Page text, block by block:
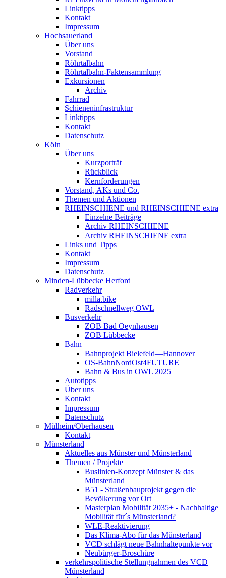
Linktipps
Kontakt
Impressum
Hochsauerland
Über uns
Vorstand
Röhrtalbahn
Röhrtalbahn-Faktensammlung
Exkursionen
Archiv
Fahrrad
Schieneninfrastruktur
Linktipps
Kontakt
Datenschutz
Köln
Über uns
Kurzporträt
Rückblick
Kernforderungen
Vorstand, AKs und Co.
Themen und Aktionen
RHEINSCHIENE und RHEINSCHIENE extra
Einzelne Beiträge
Archiv RHEINSCHIENE
Archiv RHEINSCHIENE extra
Links und Tipps
Kontakt
Impressum
Datenschutz
Minden-Lübbecke Herford
Radverkehr
milla.bike
Radschnellweg OWL
Busverkehr
ZOB Bad Oeynhausen
ZOB Lübbecke
Bahn
Bahnprojekt Bielefeld—Hannover
OS-BahnNordOst4FUTURE
Bahn & Bus in OWL 2025
Autotipps
Über uns
Kontakt
Impressum
Datenschutz
Mülheim/Oberhausen
Kontakt
Münsterland
Aktuelles aus Münster und Münsterland
Themen / Projekte
Buslinien-Konzept Münster & das
Münsterland
B51 - Straßenbauprojekt gegen die
Bevölkerung vor Ort
Masterplan Mobilität 2035+ - Nachhaltige
Mobilität für´s Münsterland?
WLE-Reaktivierung
Das Klima-Abo für das Münsterland
VCD schlägt neue Bahnhaltepunkte vor
Neubürger-Broschüre
verkehrspolitische Stellungnahmen des VCD
Münsterland